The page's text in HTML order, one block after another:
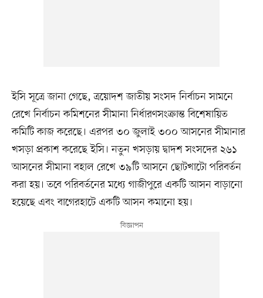
ইসি সূত্রে জানা গেছে, ত্রয়োদশ জাতীয় সংসদ নির্বাচন সামনে
রেখে নির্বাচন কমিশনের সীমানা নির্ধারণসংক্রান্ত বিশেষায়িত
কমিটি কাজ করেছে। এরপর ৩০ জুলাই ৩০০ আসনের সীমানার
খসড়া প্রকাশ করেছে ইসি। নতুন খসড়ায় দ্বাদশ সংসদের ২৬১
আসনের সীমানা বহাল রেখে ৩৯টি আসনে ছোটখাটো পরিবর্তন
করা হয়। তবে পরিবর্তনের মধ্যে গাজীপুরে একটি আসন বাড়ানো
হয়েছে এবং বাগেরহাটে একটি আসন কমানো হয়।